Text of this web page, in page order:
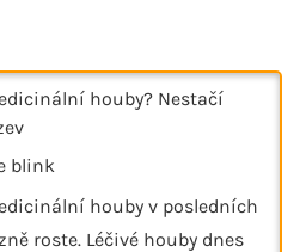
houby? Nestačí
blink
houby v posledních
roste. Léčivé houby dnes